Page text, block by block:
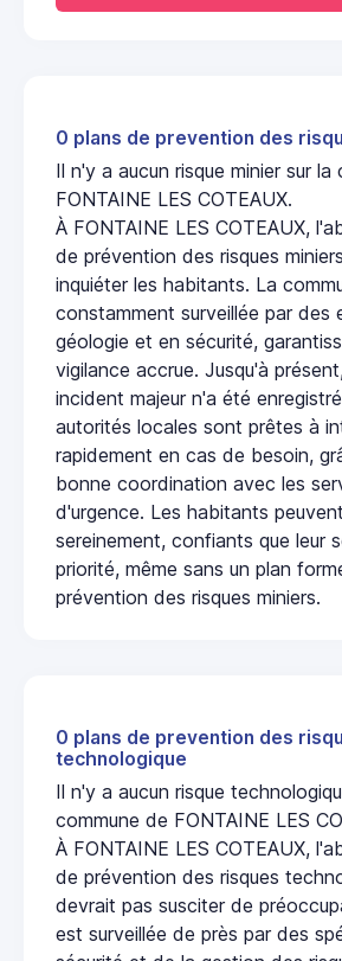
0 plans de prevention des
Il n'y a aucun risque minier sur la
FONTAINE LES COTEAUX.
À FONTAINE LES COTEAUX,
de prévention des risques
inquiéter les habitants. La
constamment surveillée par des
géologie et en sécurité,
vigilance accrue. Jusqu'à
incident majeur n'a été
autorités locales sont prêtes à
rapidement en cas de besoin,
bonne coordination avec les
d'urgence. Les habitants
sereinement, confiants que leur
priorité, même sans un plan
prévention des risques miniers.
0 plans de prevention des
technologique
Il n'y a aucun risque
commune de FONTAINE LES
À FONTAINE LES COTEAUX,
de prévention des risques
devrait pas susciter de
est surveillée de près par des